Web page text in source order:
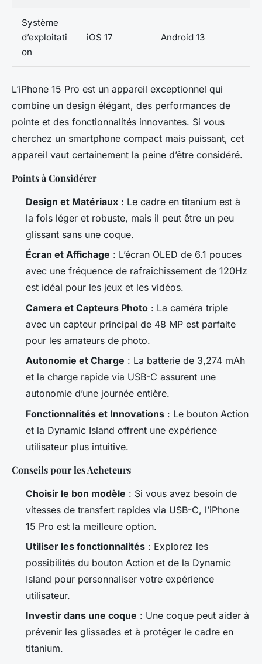
Système
d’exploitati
on
iOS 17 Android 13
L’iPhone 15 Pro est un appareil exceptionnel qui
combine un design élégant, des performances de
pointe et des fonctionnalités innovantes. Si vous
cherchez un smartphone compact mais puissant, cet
appareil vaut certainement la peine d’être considéré.
Points à Considérer
Design et Matériaux : Le cadre en titanium est à
la fois léger et robuste, mais il peut être un peu
glissant sans une coque.
Écran et Affichage : L’écran OLED de 6.1 pouces
avec une fréquence de rafraîchissement de 120Hz
est idéal pour les jeux et les vidéos.
Camera et Capteurs Photo : La caméra triple
avec un capteur principal de 48 MP est parfaite
pour les amateurs de photo.
Autonomie et Charge : La batterie de 3,274 mAh
et la charge rapide via USB-C assurent une
autonomie d’une journée entière.
Fonctionnalités et Innovations : Le bouton Action
et la Dynamic Island offrent une expérience
utilisateur plus intuitive.
Conseils pour les Acheteurs
Choisir le bon modèle : Si vous avez besoin de
vitesses de transfert rapides via USB-C, l’iPhone
15 Pro est la meilleure option.
Utiliser les fonctionnalités : Explorez les
possibilités du bouton Action et de la Dynamic
Island pour personnaliser votre expérience
utilisateur.
Investir dans une coque : Une coque peut aider à
prévenir les glissades et à protéger le cadre en
titanium.